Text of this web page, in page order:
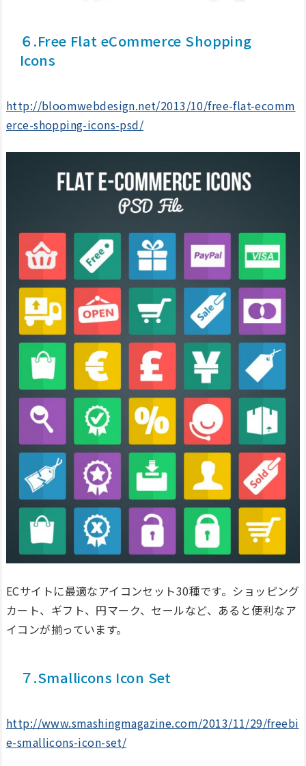
６.Free Flat eCommerce Shopping
Icons
http://bloomwebdesign.net/2013/10/free-flat-ecomm
erce-shopping-icons-psd/
ECサイトに最適なアイコンセット30種です。ショッピング
カート、ギフト、円マーク、セールなど、あると便利なア
イコンが揃っています。
７.Smallicons Icon Set
http://www.smashingmagazine.com/2013/11/29/freebi
e-smallicons-icon-set/